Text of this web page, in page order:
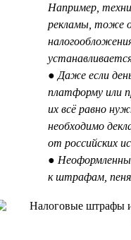
Например,
рекламы, тоже
● Даже если
платформу или
их всё равно
необходимо
от российских
●
к штрафам,